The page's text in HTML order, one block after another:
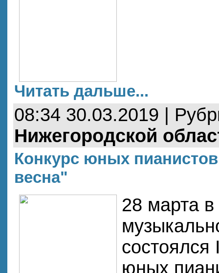
Читать дальше...
08:34 30.03.2019 |
Нижегородской
Конкурс юных
весна"
28 марта в
состоялся
юных